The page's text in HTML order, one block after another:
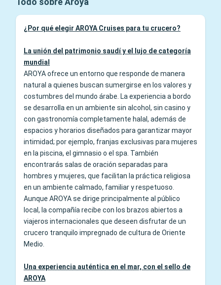
¿Por qué elegir AROYA Cruises para tu crucero?
La unión del patrimonio saudí y el lujo de categoría
mundial
AROYA ofrece un entorno que responde de manera
natural a quienes buscan sumergirse en los valores y
costumbres del mundo árabe. La experiencia a bordo
se desarrolla en un ambiente sin alcohol, sin casino y
con gastronomía completamente halal, además de
espacios y horarios diseñados para garantizar mayor
intimidad; por ejemplo, franjas exclusivas para mujeres
en la piscina, el gimnasio o el spa. También
encontrarás salas de oración separadas para
hombres y mujeres, que facilitan la práctica religiosa
en un ambiente calmado, familiar y respetuoso.
Aunque AROYA se dirige principalmente al público
local, la compañía recibe con los brazos abiertos a
viajeros internacionales que deseen disfrutar de un
crucero tranquilo impregnado de cultura de Oriente
Medio.
Una experiencia auténtica en el mar, con el sello de
AROYA